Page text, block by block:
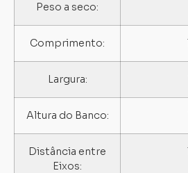
Peso a seco:
Comprimento:
Largura:
Altura do Banco:
Distância entre
Eixos: